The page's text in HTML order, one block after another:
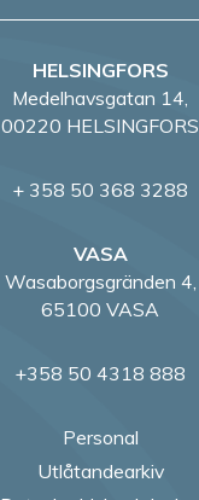
HELSINGFORS
Medelhavsgatan 14,
00220 HELSINGFORS
+ 358 50 368 3288
VASA
Wasaborgsgränden 4,
65100 VASA
+358 50 4318 888
Personal
Utlåtandearkiv